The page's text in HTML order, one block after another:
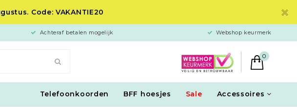
Code: VAKANTIE20
Achteraf betalen mogelijk Webshop keurmerk
0
Telefoonkoorden BFF hoesjes Sale Accessoires